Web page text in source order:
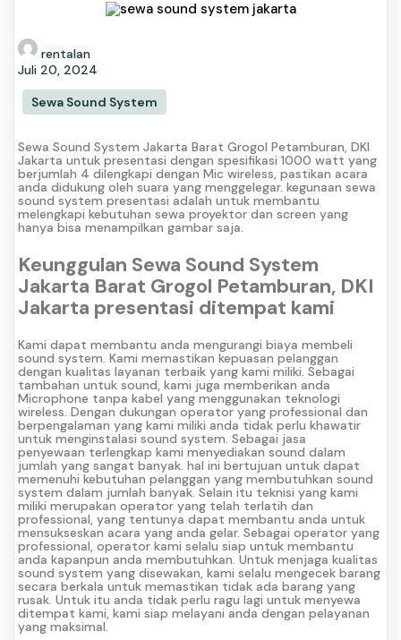
rentalan
Juli 20, 2024
Sewa Sound System
Sewa Sound System Jakarta Barat Grogol Petamburan, DKI
Jakarta untuk presentasi dengan spesifikasi 1000 watt yang
berjumlah 4 dilengkapi dengan Mic wireless, pastikan acara
anda didukung oleh suara yang menggelegar. kegunaan sewa
sound system presentasi adalah untuk membantu
melengkapi kebutuhan sewa proyektor dan screen yang
hanya bisa menampilkan gambar saja.
Keunggulan Sewa Sound System
Jakarta Barat Grogol Petamburan, DKI
Jakarta presentasi ditempat kami
Kami dapat membantu anda mengurangi biaya membeli
sound system. Kami memastikan kepuasan pelanggan
dengan kualitas layanan terbaik yang kami miliki. Sebagai
tambahan untuk sound, kami juga memberikan anda
Microphone tanpa kabel yang menggunakan teknologi
wireless. Dengan dukungan operator yang professional dan
berpengalaman yang kami miliki anda tidak perlu khawatir
untuk menginstalasi sound system. Sebagai jasa
penyewaan terlengkap kami menyediakan sound dalam
jumlah yang sangat banyak. hal ini bertujuan untuk dapat
memenuhi kebutuhan pelanggan yang membutuhkan sound
system dalam jumlah banyak. Selain itu teknisi yang kami
miliki merupakan operator yang telah terlatih dan
professional, yang tentunya dapat membantu anda untuk
mensukseskan acara yang anda gelar. Sebagai operator yang
professional, operator kami selalu siap untuk membantu
anda kapanpun anda membutuhkan. Untuk menjaga kualitas
sound system yang disewakan, kami selalu mengecek barang
secara berkala untuk memastikan tidak ada barang yang
rusak. Untuk itu anda tidak perlu ragu lagi untuk menyewa
ditempat kami, kami siap melayani anda dengan pelayanan
yang maksimal.